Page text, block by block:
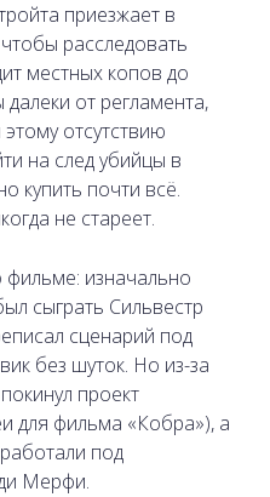
приезжает в
расследовать
местных копов до
от регламента,
отсутствию
на след убийцы в
купить почти всё.
не стареет.
изначально
сыграть Сильвестр
сценарий под
без шуток. Но из-за
проект
для фильма «Кобра»), а
под
Мерфи.